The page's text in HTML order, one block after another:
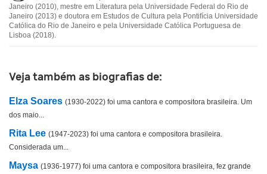
Esta biografia não tem a informação que procuro
Outro
Janeiro (2010), mestre em Literatura pela Universidade Federal do Rio de
Janeiro (2013) e doutora em Estudos de Cultura pela Pontifícia Universidade
Católica do Rio de Janeiro e pela Universidade Católica Portuguesa de
Lisboa (2018).
Veja também as biografias de:
Elza Soares (1930-2022) foi uma cantora e compositora brasileira. Um
dos maio...
Rita Lee (1947-2023) foi uma cantora e compositora brasileira.
Considerada um...
Maysa (1936-1977) foi uma cantora e compositora brasileira, fez grande